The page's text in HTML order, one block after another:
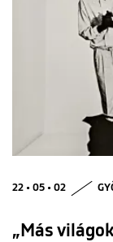
22 • 05 • 02
„Más